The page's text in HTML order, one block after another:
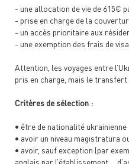
- une allocation de vie de 615€
- prise en charge de la
- un accès prioritaire aux
- une exemption des frais de visa
Attention, les voyages entre
pris en charge, mais le
Critères de sélection :
• être de nationalité ukrainienne
• avoir un niveau magistratura
• avoir, sauf exception (par
anglais par l’établissement